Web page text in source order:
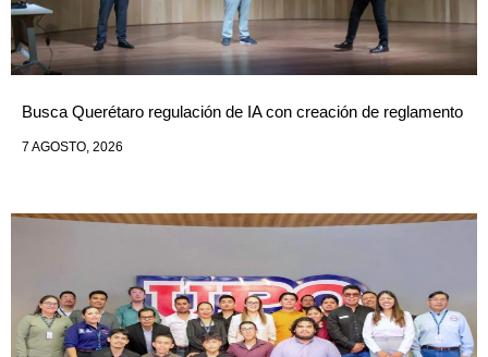
Busca Querétaro regulación de IA con creación de reglamento
7 AGOSTO, 2026